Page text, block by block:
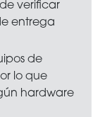
verificar
entrega
de
lo que
hardware